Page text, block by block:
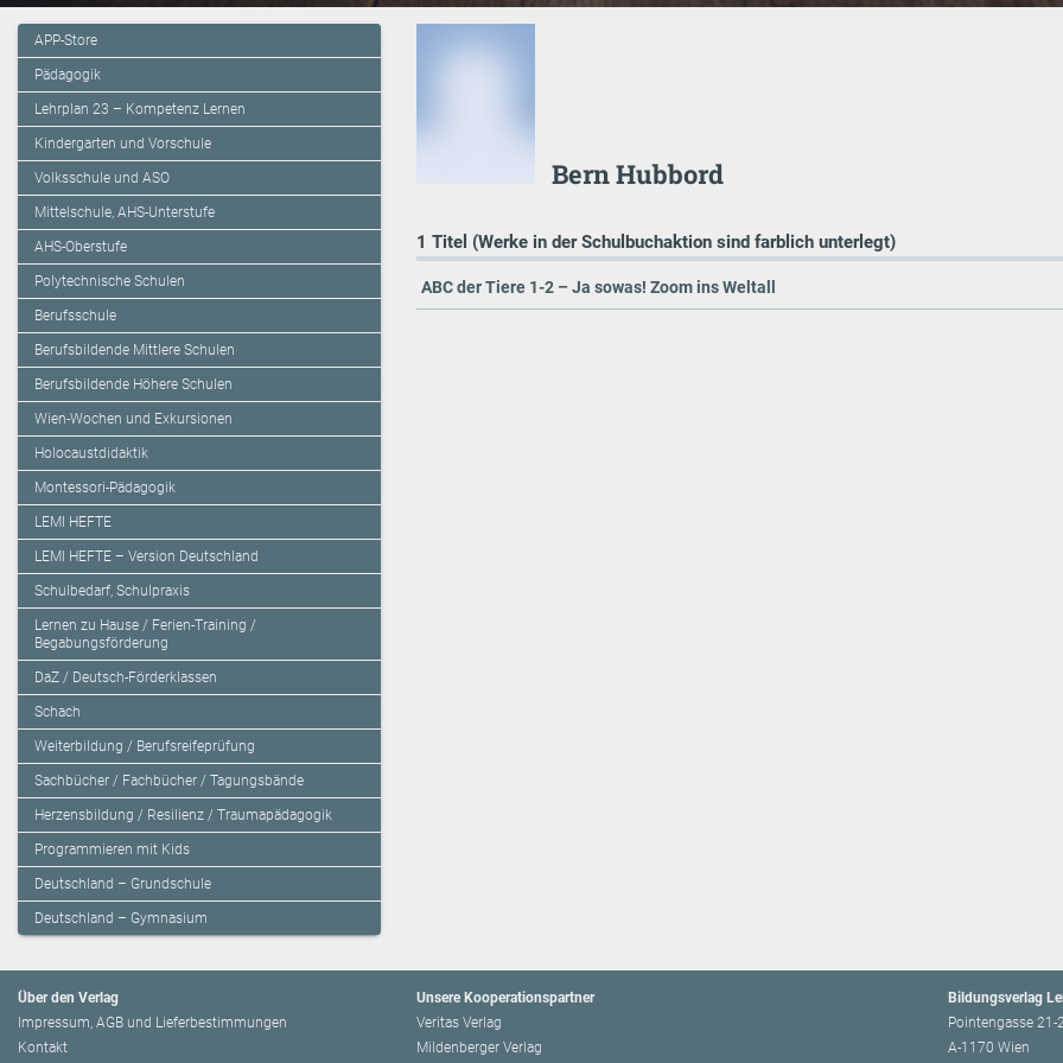
APP-Store
Pädagogik
Lehrplan 23 – Kompetenz Lernen
Kindergarten und Vorschule
Volksschule und ASO
Mittelschule, AHS-Unterstufe
AHS-Oberstufe
Polytechnische Schulen
Berufsschule
Berufsbildende Mittlere Schulen
Berufsbildende Höhere Schulen
Wien-Wochen und Exkursionen
Holocaustdidaktik
Montessori-Pädagogik
LEMI HEFTE
LEMI HEFTE – Version Deutschland
Schulbedarf, Schulpraxis
Lernen zu Hause / Ferien-Training /
Begabungsförderung
DaZ / Deutsch-Förderklassen
Schach
Weiterbildung / Berufsreifeprüfung
Sachbücher / Fachbücher / Tagungsbände
Herzensbildung / Resilienz / Traumapädagogik
Programmieren mit Kids
Deutschland – Grundschule
Deutschland – Gymnasium
Bern Hubbord
1 Titel (Werke in der Schulbuchaktion sind farblich unterlegt)
ABC der Tiere 1-2 – Ja sowas! Zoom ins Weltall
Über den Verlag
Impressum, AGB und Lieferbestimmungen
Kontakt
Unsere Kooperationspartner
Veritas Verlag
Mildenberger Verlag
Bildungsverlag
Pointengasse 21-
A-1170 Wien